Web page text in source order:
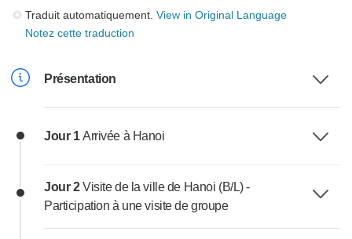
Traduit automatiquement. View in Original Language
Notez cette traduction
Présentation
Jour 1Arrivée à Hanoi
Jour 2Visite de la ville de Hanoi (B/L) -
Participation à une visite de groupe